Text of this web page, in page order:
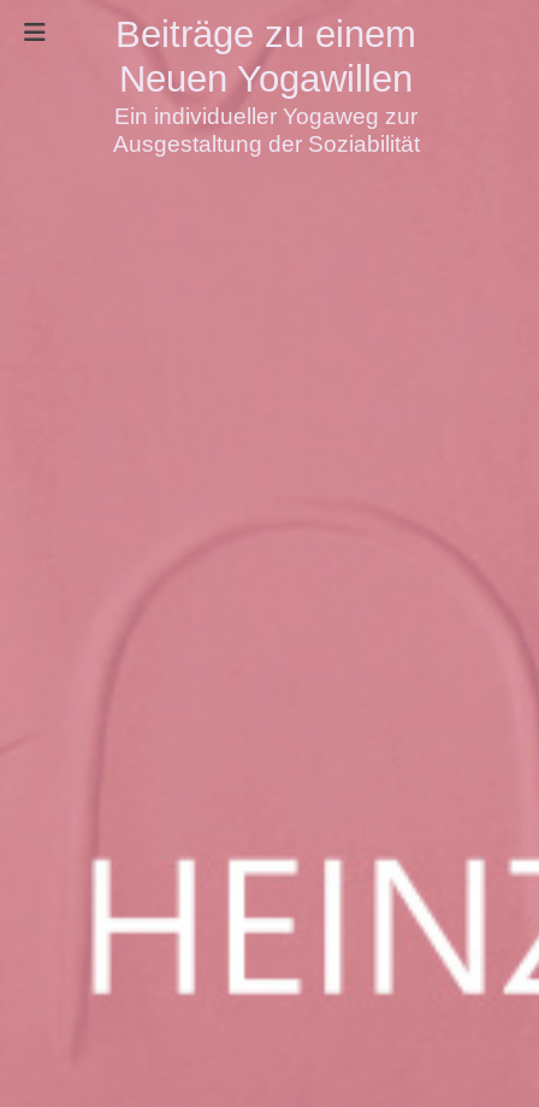
Beiträge zu einem
Neuen Yogawillen
Ein individueller Yogaweg zur
Ausgestaltung der Soziabilität